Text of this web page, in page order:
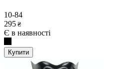
10-84
295 ₴
Є в наявності
Купити